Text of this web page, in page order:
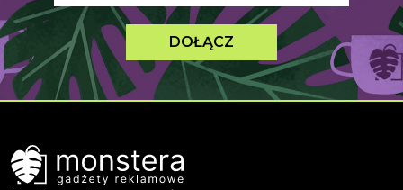
DOŁĄCZ